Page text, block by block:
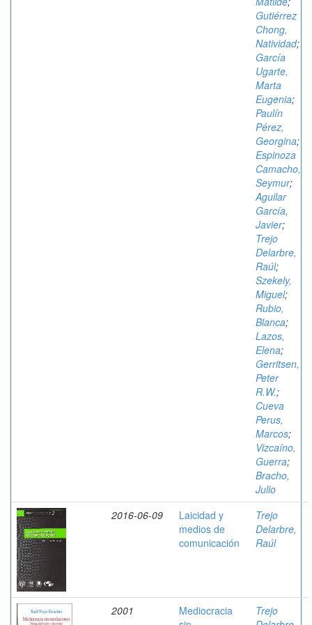
Gutiérrez
Chong,
Natividad;
García
Ugarte,
Marta
Eugenia;
Paulín
Pérez,
Georgina;
Espinoza
Camacho,
Seymur;
Aguilar
García,
Javier;
Trejo
Delarbre,
Raúl;
Szekely,
Miguel;
Rubio,
Blanca;
Lazos,
Elena;
Gerritsen,
Peter
R.W.;
Cueva
Perus,
Marcos;
Vizcaíno,
Guerra;
Bracho,
Julio
2016-06-09
Laicidad y
medios de
comunicación
Trejo
Delarbre,
Raúl
2001
Mediocracia
Trejo